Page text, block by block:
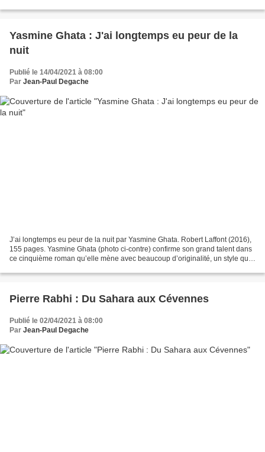
Yasmine Ghata : J'ai longtemps eu peur de la
nuit
Publié le 14/04/2021 à 08:00
Par Jean-Paul Degache
J’ai longtemps eu peur de la nuit par Yasmine Ghata. Robert Laffont (2016),
155 pages. Yasmine Ghata (photo ci-contre) confirme son grand talent dans
ce cinquième roman qu’elle mène avec beaucoup d’originalité, un style qui
Pierre Rabhi : Du Sahara aux Cévennes
Publié le 02/04/2021 à 08:00
Par Jean-Paul Degache